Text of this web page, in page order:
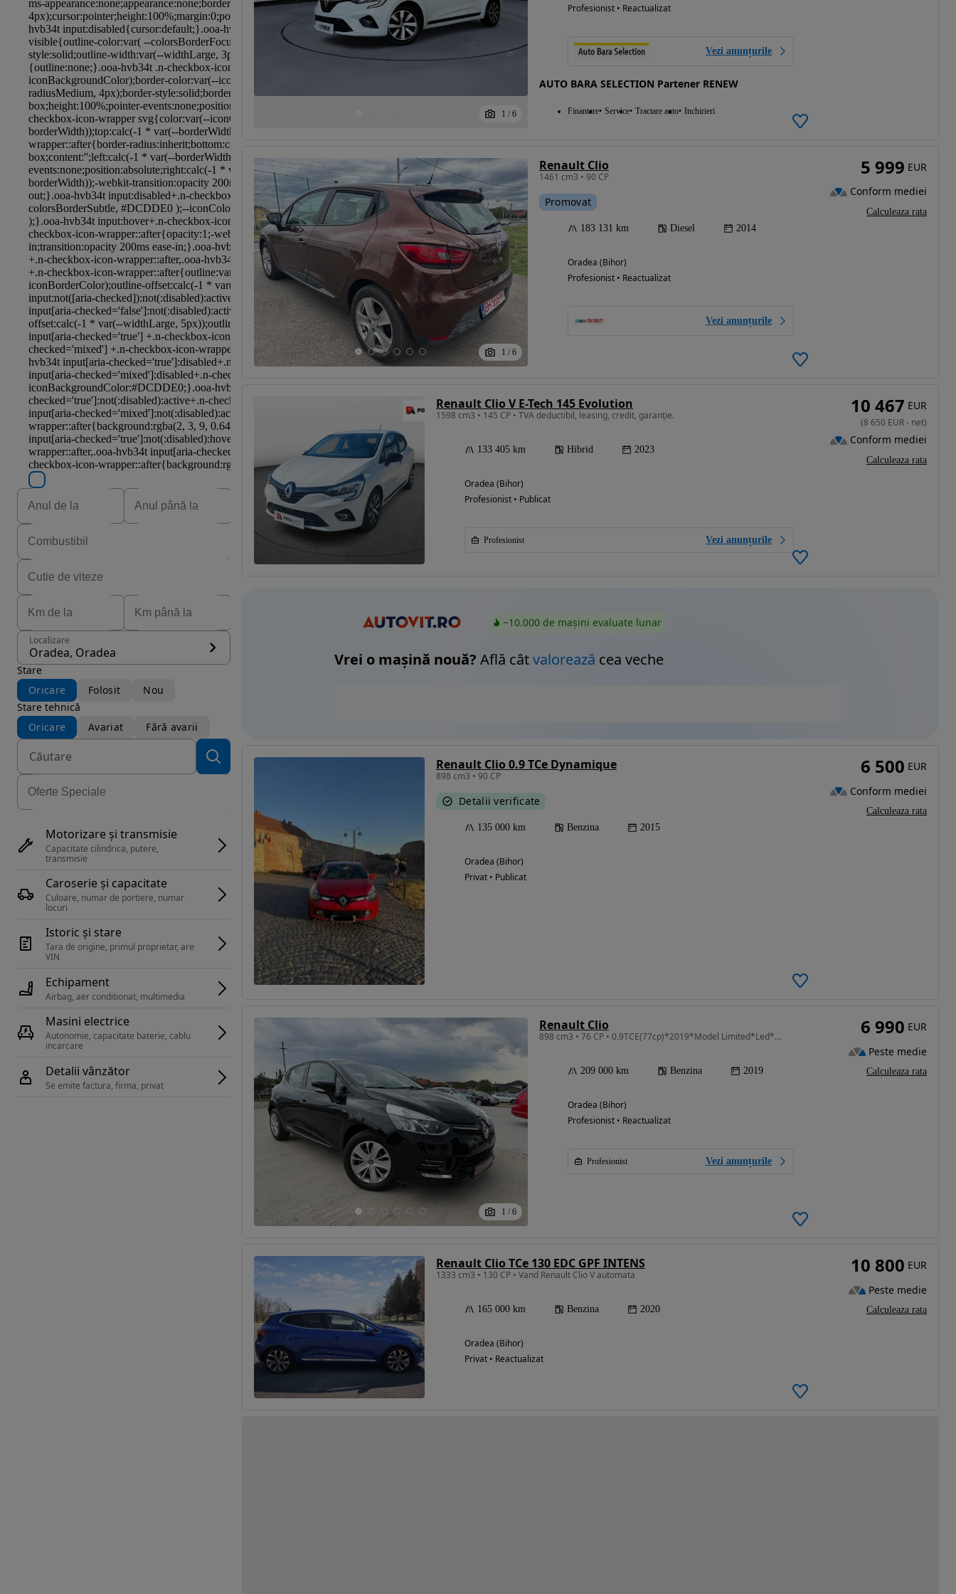
finantare
Localizare
Oradea, Oradea
Stare
Oricare
Folosit
Nou
Stare tehnică
Oricare
Avariat Fără avarii
Motorizare și transmisie
Capacitate cilindrica, putere,
transmisie
Caroserie și capacitate
Culoare, numar de portiere, numar
locuri
Istoric și stare
Tara de origine, primul proprietar, are
Echipament
Airbag, aer conditionat, multimedia
Masini electrice
Autonomie, capacitate baterie, cablu
Detalii vânzător
Se emite factura, firma, privat
1 / 6
Profesionist • Reactualizat
Vezi anunțurile
AUTO BARA SELECTION Partener RENEW
Finantare Service Tractare auto Inchirieri
1 / 6
Renault Clio
1461 cm3 • 90 CP
Promovat
183 131 km Diesel 2014
Oradea (Bihor)
Profesionist • Reactualizat
Vezi anunțurile
5 999 EUR
Conform mediei
Calculeaza rata
Renault Clio V E-Tech 145 Evolution
1598 cm3 • 145 CP • TVA deductibil, leasing, credit, garanție.
133 405 km Hibrid 2023
Oradea (Bihor)
Profesionist • Publicat
Profesionist Vezi anunțurile
10 467 EUR
(8 650 EUR- net)
Conform mediei
Calculeaza rata
~10.000 de mașini evaluate lunar
Vrei o mașină nouă? Află câtvalorează cea veche
Renault Clio 0.9 TCe Dynamique
898 cm3 • 90 CP
Detalii verificate
135 000 km Benzina 2015
Oradea (Bihor)
Privat • Publicat
6 500 EUR
Conform mediei
Calculeaza rata
1 / 6
Renault Clio
898 cm3 • 76 CP • 0.9TCE(77cp)*2019*Model Limited*Led*Aer conditonat*Pilot*
209 000 km Benzina 2019
Oradea (Bihor)
Profesionist • Reactualizat
Profesionist Vezi anunțurile
6 990 EUR
Peste medie
Calculeaza rata
Renault Clio TCe 130 EDC GPF INTENS
1333 cm3 • 130 CP • Vand Renault Clio V automata
165 000 km Benzina 2020
Oradea (Bihor)
Privat • Reactualizat
10 800 EUR
Peste medie
Calculeaza rata